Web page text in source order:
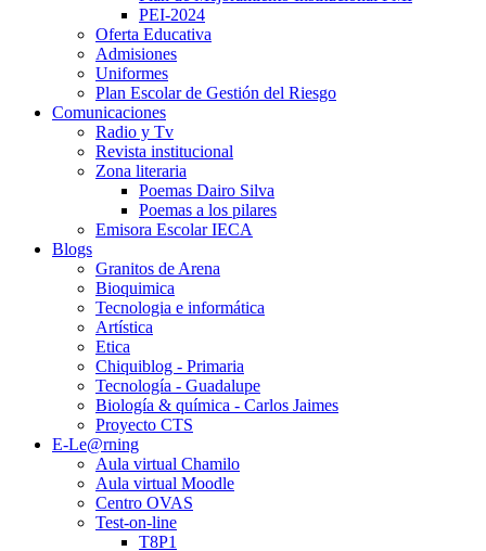
PEI-2024
Oferta Educativa
Admisiones
Uniformes
Plan Escolar de Gestión del Riesgo
Comunicaciones
Radio y Tv
Revista institucional
Zona literaria
Poemas Dairo Silva
Poemas a los pilares
Emisora Escolar IECA
Blogs
Granitos de Arena
Bioquimica
Tecnologia e informática
Artística
Etica
Chiquiblog - Primaria
Tecnología - Guadalupe
Biología & química - Carlos Jaimes
Proyecto CTS
E-Le@rning
Aula virtual Chamilo
Aula virtual Moodle
Centro OVAS
Test-on-line
T8P1